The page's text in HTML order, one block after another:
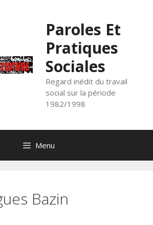
Paroles Et
Pratiques
Sociales
Regard inédit du travail
social sur la période
1982/1998
Menu
Bazin